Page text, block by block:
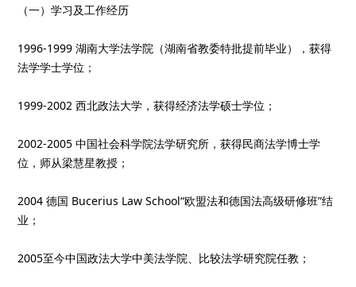
（一）学习及工作经历
1996-1999 湖南大学法学院（湖南省教委特批提前毕业），获得
法学学士学位；
1999-2002 西北政法大学，获得经济法学硕士学位；
2002-2005 中国社会科学院法学研究所，获得民商法学博士学
位，师从梁慧星教授；
2004 德国 Bucerius Law School“欧盟法和德国法高级研修班”结
业；
2005至今中国政法大学中美法学院、比较法学研究院任教；